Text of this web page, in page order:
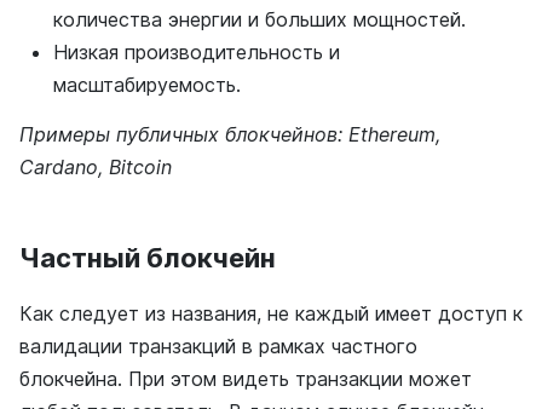
количества энергии и больших мощностей.
Низкая производительность и
масштабируемость.
Примеры публичных блокчейнов: Ethereum,
Cardano, Bitcoin
Частный блокчейн
Как следует из названия, не каждый имеет доступ к
валидации транзакций в рамках частного
блокчейна. При этом видеть транзакции может